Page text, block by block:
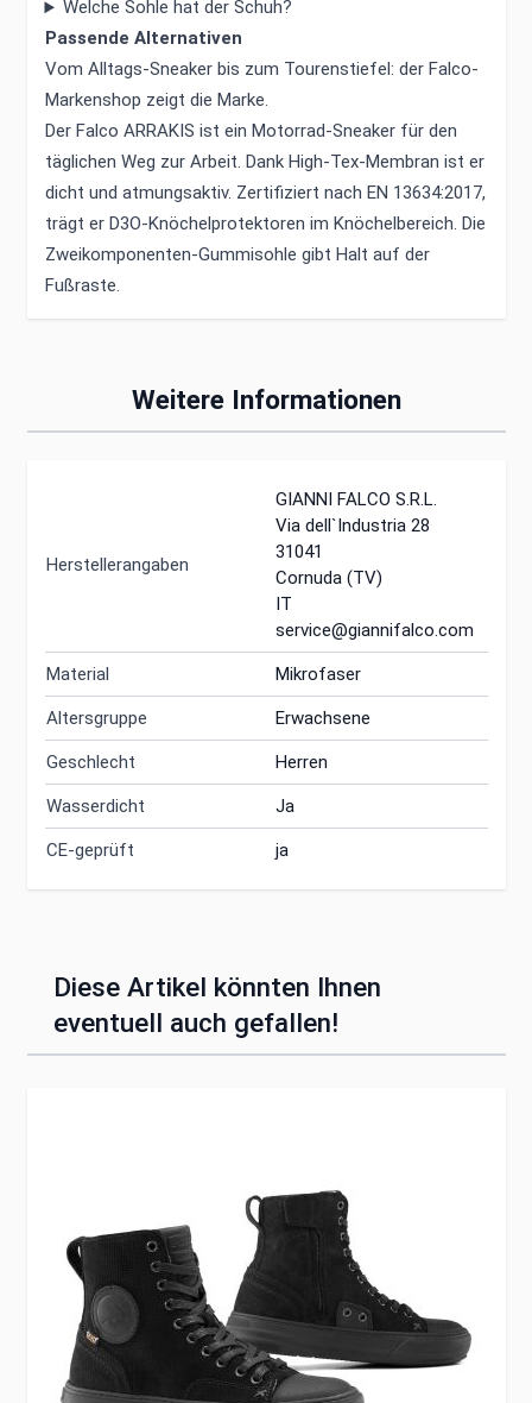
Welche Sohle hat der Schuh?
Passende Alternativen
Vom Alltags-Sneaker bis zum Tourenstiefel: der Falco-
Markenshop zeigt die Marke.
Der Falco ARRAKIS ist ein Motorrad-Sneaker für den
täglichen Weg zur Arbeit. Dank High-Tex-Membran ist er
dicht und atmungsaktiv. Zertifiziert nach EN 13634:2017,
trägt er D3O-Knöchelprotektoren im Knöchelbereich. Die
Zweikomponenten-Gummisohle gibt Halt auf der
Fußraste.
Weitere Informationen
Herstellerangaben
GIANNI FALCO S.R.L.
Via dell`Industria 28
31041
Cornuda (TV)
IT
service@giannifalco.com
Material Mikrofaser
Altersgruppe Erwachsene
Geschlecht Herren
Wasserdicht Ja
CE-geprüft ja
Diese Artikel könnten Ihnen
eventuell auch gefallen!